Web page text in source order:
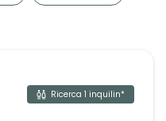
Ricerca 1 inquilin*